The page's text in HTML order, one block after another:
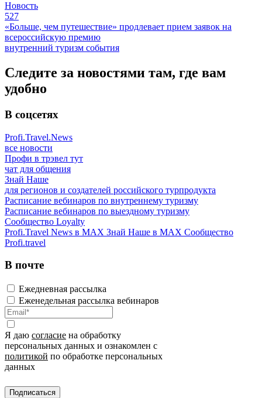
Новость
527
«Больше, чем путешествие» продлевает прием заявок на
всероссийскую премию
внутренний туризм события
Следите за новостями там, где вам
удобно
В соцсетях
Profi.Travel.News
все новости
Профи в трэвел тут
чат для общения
Знай Наше
для регионов и создателей российского турпродукта
Расписание вебинаров по внутреннему туризму
Расписание вебинаров по выездному туризму
Сообщество Loyalty
Profi.Travel News в MAX Знай Наше в MAX Сообщество
Profi.travel
В почте
Ежедневная рассылка
Еженедельная рассылка вебинаров
Я даю согласие на обработку
персональных данных и ознакомлен с
политикой по обработке персональных
данных
Подписаться